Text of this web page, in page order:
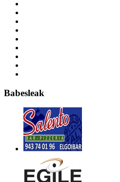
Babesleak